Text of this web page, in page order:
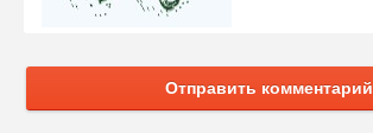
Отправить комментарий